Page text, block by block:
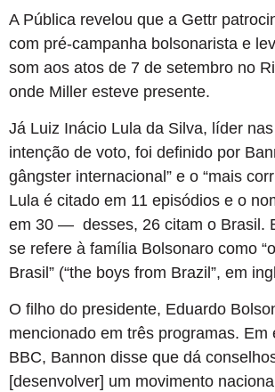
A Pública revelou que a Gettr
com pré-campanha bolsonarista e
som aos atos de 7 de setembro no
onde Miller esteve presente.
Já Luiz Inácio Lula da Silva, líder
intenção de voto, foi definido por
gângster internacional” e o “mais
Lula é citado em 11 episódios e o
em 30 — desses, 26 citam o Brasil.
se refere à família Bolsonaro como
Brasil” (“the boys from Brazil”, em
O filho do presidente, Eduardo
mencionado em três programas. Em
BBC, Bannon disse que dá
[desenvolver] um movimento